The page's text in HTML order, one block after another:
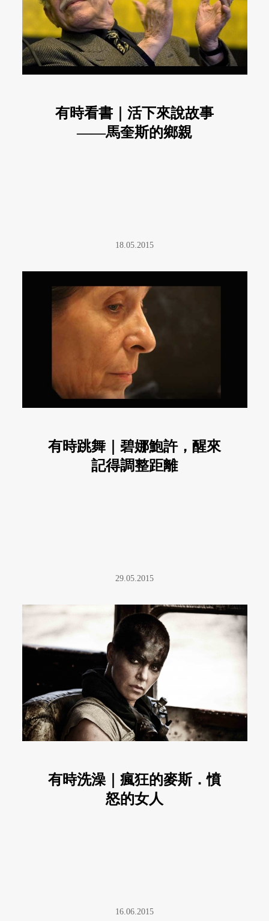
有時看書｜活下來說故事
——馬奎斯的鄉親
18.05.2015
有時跳舞｜碧娜鮑許，醒來
記得調整距離
29.05.2015
有時洗澡｜瘋狂的麥斯．憤
怒的女人
16.06.2015